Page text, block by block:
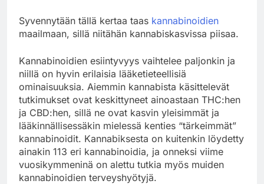
Syvennytään tällä kertaa taas kannabinoidien
maailmaan, sillä niitähän kannabiskasvissa piisaa.
Kannabinoidien esiintyvyys vaihtelee paljonkin ja
niillä on hyvin erilaisia lääketieteellisiä
ominaisuuksia. Aiemmin kannabista käsittelevät
tutkimukset ovat keskittyneet ainoastaan THC:hen
ja CBD:hen, sillä ne ovat kasvin yleisimmät ja
lääkinnällisessäkin mielessä kenties “tärkeimmät”
kannabinoidit. Kannabiksesta on kuitenkin löydetty
ainakin 113 eri kannabinoidia, ja onneksi viime
vuosikymmeninä on alettu tutkia myös muiden
kannabinoidien terveyshyötyjä.